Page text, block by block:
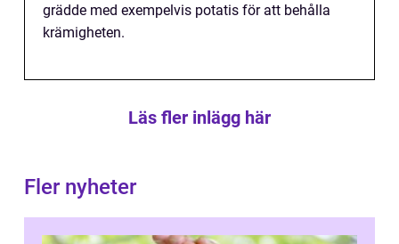
grädde med exempelvis potatis för att behålla
krämigheten.
Läs fler inlägg här
Fler nyheter